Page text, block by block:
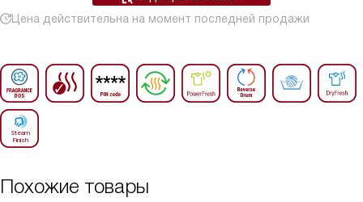
Цена действительна на момент последней продажи
Похожие товары